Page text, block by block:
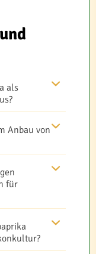
als
Anbau von
für